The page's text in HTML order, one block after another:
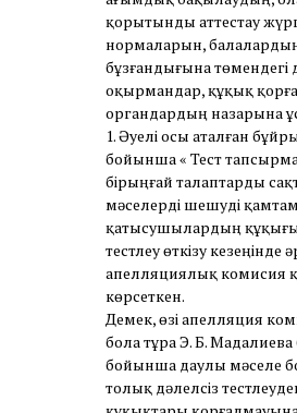
қорытынды аттестау
нормаларын,
бұзғандығына төмендегі
оқырмандар, құқық
органдардың назарына
1. Әуелі осы аталған
бойынша « Тест
бірыңғай талаптарды
мәселерді шешуді
қатысушылардың
тестлеу өткізу
апелляциялық комисия
көрсеткен.
Демек, өзі апелляция
бола тұра Э. Б. Мадалиева
бойынша даулы мәселе
толық дәлелсіз